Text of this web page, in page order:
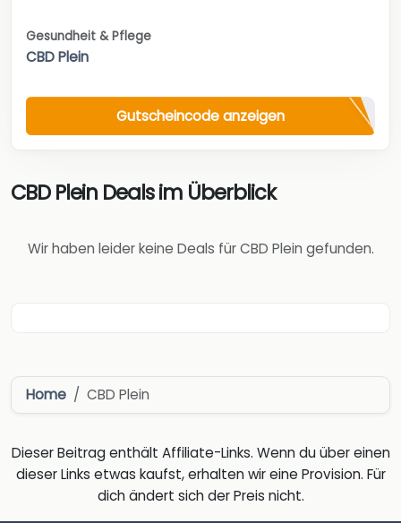
Gesundheit & Pflege
CBD Plein
Gutscheincode anzeigen
CBD Plein Deals im Überblick
Wir haben leider keine Deals für CBD Plein gefunden.
Home CBD Plein
Dieser Beitrag enthält Affiliate-Links. Wenn du über einen
dieser Links etwas kaufst, erhalten wir eine Provision. Für
dich ändert sich der Preis nicht.